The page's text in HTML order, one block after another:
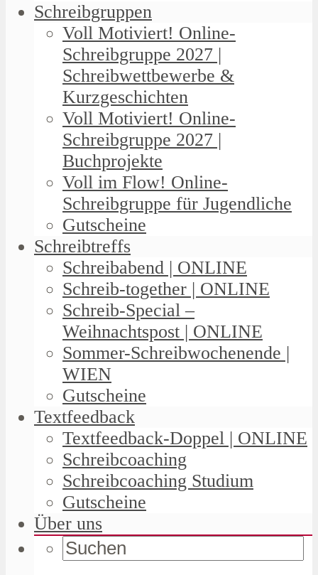
Schreibgruppen
Voll Motiviert! Online-
Schreibgruppe 2027 |
Schreibwettbewerbe &
Kurzgeschichten
Voll Motiviert! Online-
Schreibgruppe 2027 |
Buchprojekte
Voll im Flow! Online-
Schreibgruppe für Jugendliche
Gutscheine
Schreibtreffs
Schreibabend | ONLINE
Schreib-together | ONLINE
Schreib-Special –
Weihnachtspost | ONLINE
Sommer-Schreibwochenende |
WIEN
Gutscheine
Textfeedback
Textfeedback-Doppel | ONLINE
Schreibcoaching
Schreibcoaching Studium
Gutscheine
Über uns